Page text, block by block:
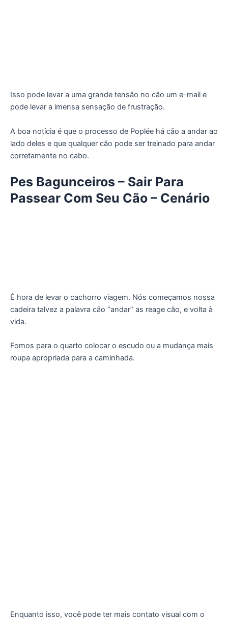
Isso pode levar a uma grande tensão no cão um e-mail e
pode levar a imensa sensação de frustração.
A boa notícia é que o processo de Poplée há cão a andar ao
lado deles e que qualquer cão pode ser treinado para andar
corretamente no cabo.
Pes Bagunceiros – Sair Para
Passear Com Seu Cão – Cenário
É hora de levar o cachorro viagem. Nós começamos nossa
cadeira talvez a palavra cão “andar” as reage cão, e volta à
vida.
Fomos para o quarto colocar o escudo ou a mudança mais
roupa apropriada para a caminhada.
Enquanto isso, você pode ter mais contato visual com o